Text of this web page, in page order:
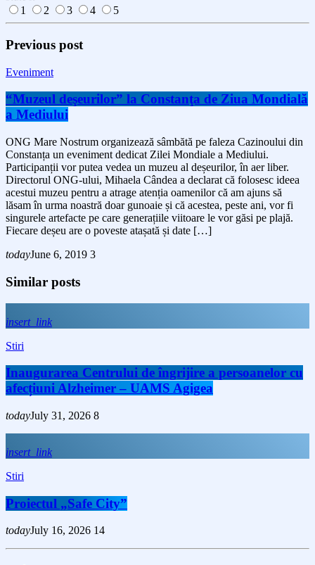
1
2 3 4 5
Previous post
Eveniment
“Muzeul deşeurilor” la Constanţa de Ziua Mondială
a Mediului
ONG Mare Nostrum organizează sâmbătă pe faleza Cazinoului din
Constanța un eveniment dedicat Zilei Mondiale a Mediului.
Participanții vor putea vedea un muzeu al deșeurilor, în aer liber.
Directorul ONG-ului, Mihaela Cândea a declarat că folosesc ideea
acestui muzeu pentru a atrage atenția oamenilor că am ajuns să
lăsam în urma noastră doar gunoaie și că acestea, peste ani, vor fi
singurele artefacte pe care generațiile viitoare le vor găsi pe plajă.
Fiecare deșeu are o poveste atașată și date […]
todayJune 6, 2019 3
Similar posts
insert_link
Stiri
Inaugurarea Centrului de îngrijire a persoanelor cu
afecțiuni Alzheimer – UAMS Agigea
todayJuly 31, 2026 8
insert_link
Stiri
Proiectul „Safe City”
todayJuly 16, 2026 14